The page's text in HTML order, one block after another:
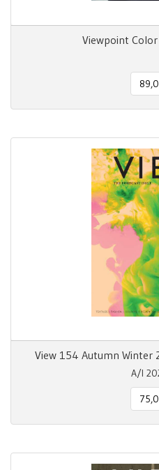
Viewpoint
View 154 Autumn Winter
A/I